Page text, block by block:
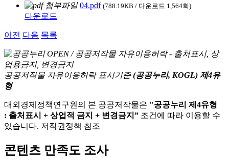
04.pdf (788.19KB / 다운로드 1,564회)
다운로드
이전 다음 목록
공공저작물 자유이용허락 표시기준 (공공누리, KOGL) 제4유
형
대외경제정책연구원의 본 공공저작물은 "공공누리 제4유형
: 출처표시 + 상업적 금지 + 변경금지” 조건에 따라 이용할 수
있습니다. 저작권정책 참조
콘텐츠 만족도 조사